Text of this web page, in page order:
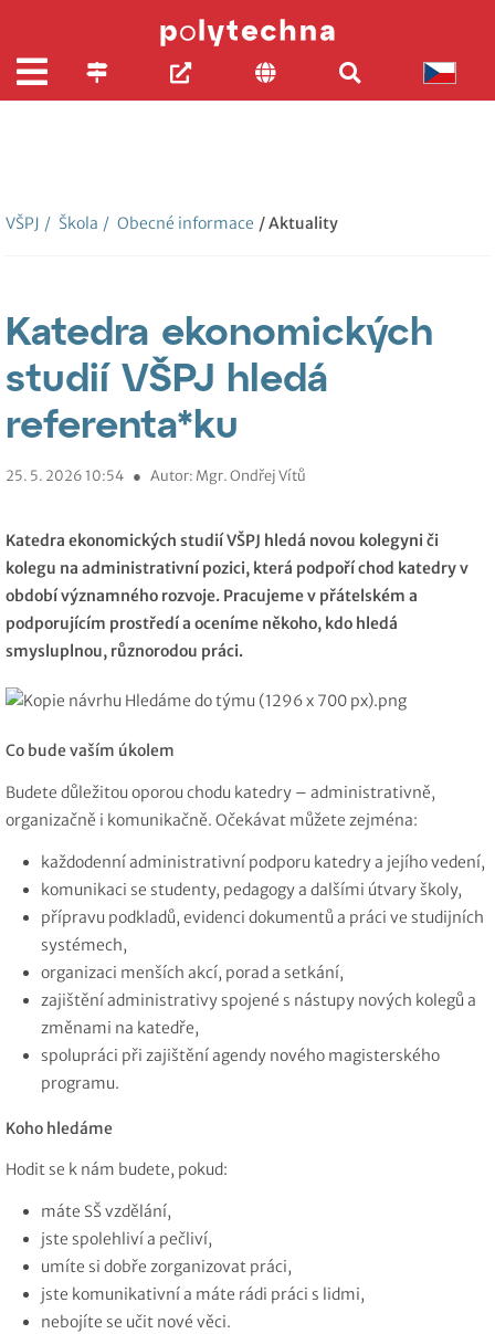
VŠPJ / Škola / Obecné informace / Aktuality
Katedra ekonomických
studií VŠPJ hledá
referenta*ku
25. 5. 2026 10:54 ● Autor: Mgr. Ondřej Vítů
Katedra ekonomických studií VŠPJ hledá novou kolegyni či
kolegu na administrativní pozici, která podpoří chod katedry v
období významného rozvoje. Pracujeme v přátelském a
podporujícím prostředí a oceníme někoho, kdo hledá
smysluplnou, různorodou práci.
Co bude vaším úkolem
Budete důležitou oporou chodu katedry – administrativně,
organizačně i komunikačně. Očekávat můžete zejména:
každodenní administrativní podporu katedry a jejího vedení,
komunikaci se studenty, pedagogy a dalšími útvary školy,
přípravu podkladů, evidenci dokumentů a práci ve studijních
systémech,
organizaci menších akcí, porad a setkání,
zajištění administrativy spojené s nástupy nových kolegů a
změnami na katedře,
spolupráci při zajištění agendy nového magisterského
programu.
Koho hledáme
Hodit se k nám budete, pokud:
máte SŠ vzdělání,
jste spolehliví a pečliví,
umíte si dobře zorganizovat práci,
jste komunikativní a máte rádi práci s lidmi,
nebojíte se učit nové věci.